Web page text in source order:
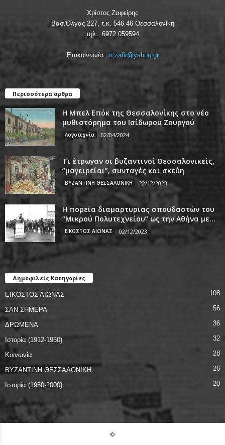
Χρίστος Ζαφείρης
Βασ.Όλγας 227, τ.κ. 546 46 Θεσσαλονίκη
τηλ.: 6972 059594
Επικοινωνία: xr.zafir@yahoo.gr
Περισσότερα άρθρα
Η Μπελ Επόκ της Θεσσαλονίκης στο νέο
μυθιστόρημα του Ισίδωρου Ζουργού
Λογοτεχνία 02/04/2024
Τι έτρωγαν οι βυζαντινοί Θεσσαλονικείς,
”μαγειρείαι”, συνταγές και σκεύη
ΒΥΖΑΝΤΙΝΗ ΘΕΣΣΑΛΟΝΙΚΗ 22/12/2023
Η πορεία διαμαρτυρίας σπουδαστών του
‘’Μικρού Πολυτεχνείου’’ ως την Αθήνα με...
ΕΙΚΟΣΤΟΣ ΑΙΩΝΑΣ 02/12/2023
Δημοφιλείς Κατηγορίες
ΕΙΚΟΣΤΟΣ ΑΙΩΝΑΣ 108
ΣΑΝ ΣΗΜΕΡΑ 56
ΔΡΩΜΕΝΑ 36
Ιστορία (1912-1950) 32
Κοινωνία 28
ΒΥΖΑΝΤΙΝΗ ΘΕΣΣΑΛΟΝΙΚΗ 26
Ιστορία (1950-2000) 20
©